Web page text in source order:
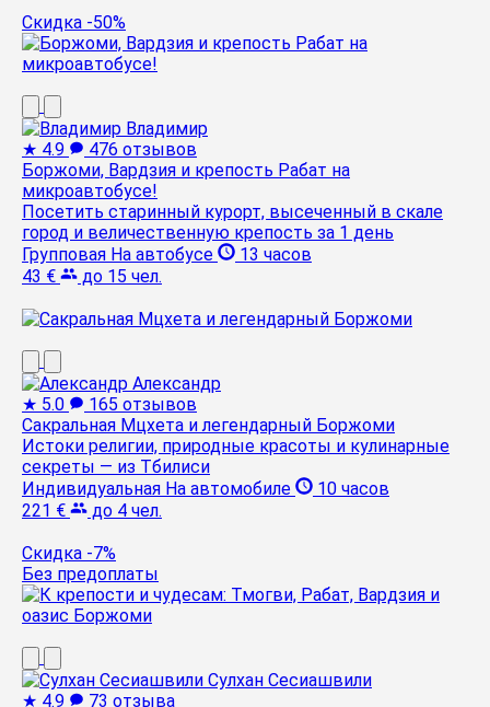
Скидка -50%
Владимир
★ 4.9
476 отзывов
Боржоми, Вардзия и крепость Рабат на
микроавтобусе!
Посетить старинный курорт, высеченный в скале
город и величественную крепость за 1 день
Групповая На автобусе
13 часов
43 €
до 15 чел.
Александр
★ 5.0
165 отзывов
Сакральная Мцхета и легендарный Боржоми
Истоки религии, природные красоты и кулинарные
секреты — из Тбилиси
Индивидуальная На автомобиле
10 часов
221 €
до 4 чел.
Скидка -7%
Без предоплаты
Сулхан Сесиашвили
★ 4.9
73 отзыва